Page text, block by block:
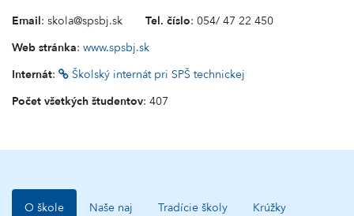
Email: skola@spsbj.sk Tel. číslo: 054/ 47 22 450
Web stránka: www.spsbj.sk
Internát:
Školský internát pri SPŠ technickej
Počet všetkých študentov: 407
O škole Naše naj Tradície školy Krúžky